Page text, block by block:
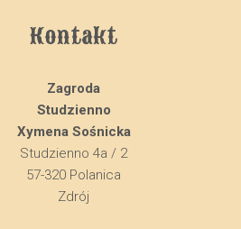
Kontakt
Zagroda
Studzienno
Xymena Sośnicka
Studzienno 4a / 2
57-320 Polanica
Zdrój